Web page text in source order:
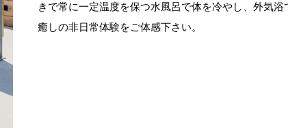
きで常に一定温度を保つ水風呂で体を冷やし、外気浴
癒しの非日常体験をご体感下さい。